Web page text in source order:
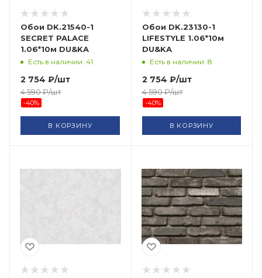
Обои DK.21540-1
SECRET PALACE
1.06*10м DU&KA
Есть в наличии: 41
2 754 ₽/шт
4 590₽/шт
-40%
В КОРЗИНУ
Обои DK.23130-1
LIFESTYLE 1.06*10м
DU&KA
Есть в наличии: 8
2 754 ₽/шт
4 590₽/шт
-40%
В КОРЗИНУ